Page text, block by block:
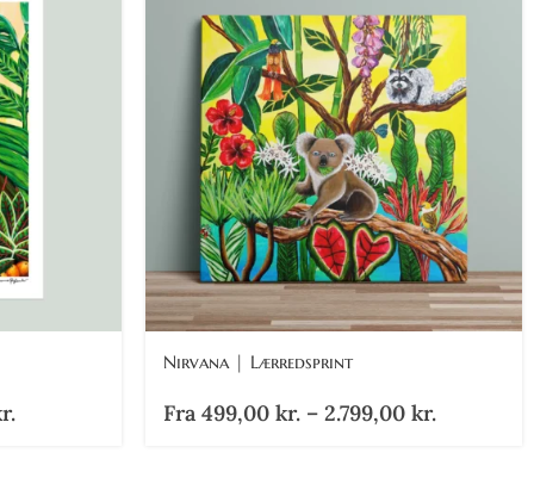
Nirvana | Lærredsprint
Fra 499,00 kr. – 2.799,00 kr.